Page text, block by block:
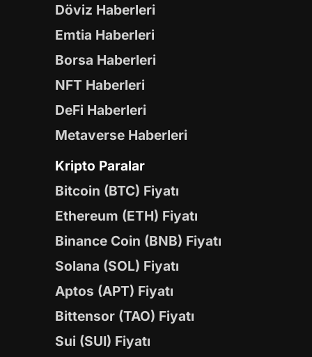
Döviz Haberleri
Emtia Haberleri
Borsa Haberleri
NFT Haberleri
DeFi Haberleri
Metaverse Haberleri
Kripto Paralar
Bitcoin (BTC) Fiyatı
Ethereum (ETH) Fiyatı
Binance Coin (BNB) Fiyatı
Solana (SOL) Fiyatı
Aptos (APT) Fiyatı
Bittensor (TAO) Fiyatı
Sui (SUI) Fiyatı